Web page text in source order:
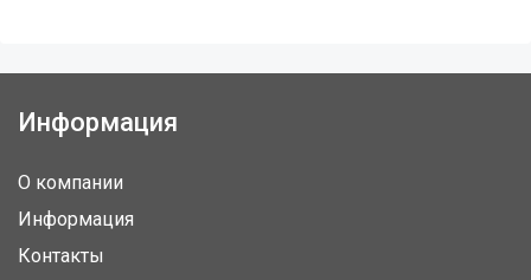
Информация
О компании
Информация
Контакты